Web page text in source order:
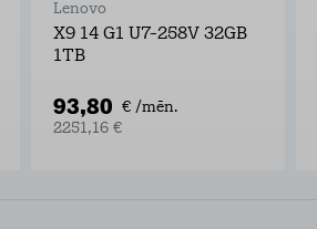
Lenovo
X9 14 G1 U7-258V 32GB
1TB
93,80 € /mēn.
2251,16 €